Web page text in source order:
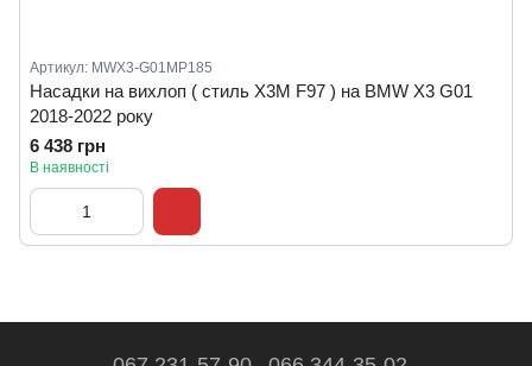
Артикул: MWX3-G01MP185
Насадки на вихлоп ( стиль X3M F97 ) на BMW X3 G01
2018-2022 року
6 438 грн
В наявності